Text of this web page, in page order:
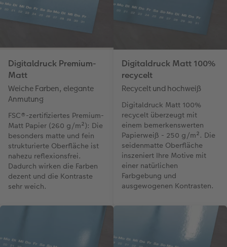
Digitaldruck Premium-
Matt
Weiche Farben, elegante
Anmutung
FSC®-zertifiziertes Premium-
Matt Papier (260 g/m²): Die
besonders matte und fein
strukturierte Oberfläche ist
nahezu reflexionsfrei.
Dadurch wirken die Farben
dezent und die Kontraste
sehr weich.
Digitaldruck Matt 100%
recycelt
Recycelt und hochweiß
Digitaldruck Matt 100%
recycelt überzeugt mit
einem bemerkenswerten
Papierweiß - 250 g/m². Die
seidenmatte Oberfläche
inszeniert Ihre Motive mit
einer natürlichen
Farbgebung und
ausgewogenen Kontrasten.